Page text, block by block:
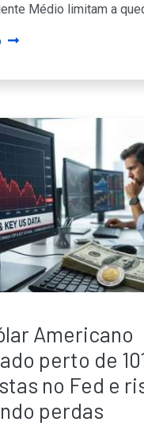
Médio limitam a
Americano
perto de
no Fed e
perdas